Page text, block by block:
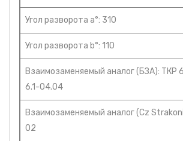
Угол разворота а°: 310
Угол разворота b°: 110
Взаимозаменяемый аналог (БЗА): ТКР
6.1-04.04
Взаимозаменяемый аналог (Cz
02